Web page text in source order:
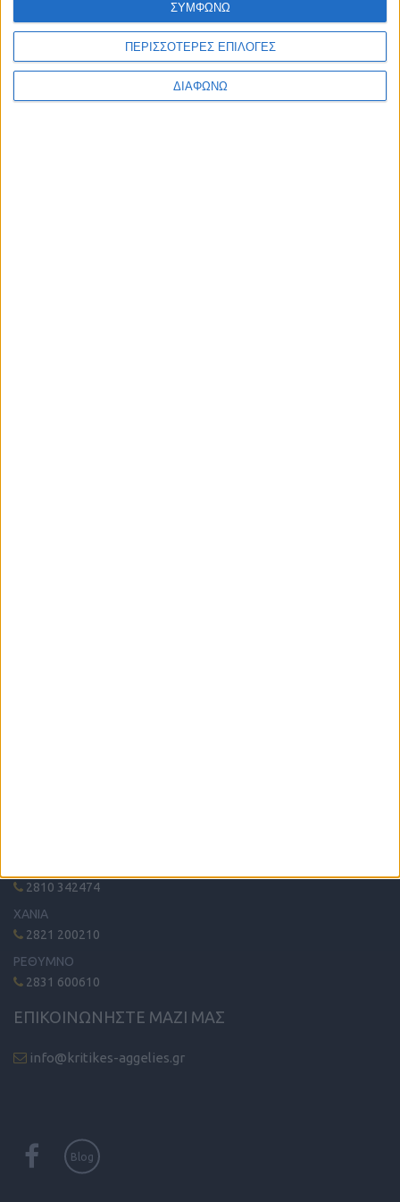
ΠΕΡΙΣΣΟΤΕΡΕΣ ΕΠΙΛΟΓΕΣ
ΔΙΑΦΩΝΩ
ΣΥΜΦΩΝΩ
ΙΟΥΝΙΟΣ 22, 2022
Ιδέες διακόσμησης για το φοιτητικό σπίτι!
2810 342474
ΧΑΝΙΑ
2821 200210
ΡΕΘΥΜΝΟ
2831 600610
ΕΠΙΚΟΙΝΩΝΗΣΤΕ ΜΑΖΙ ΜΑΣ
info@kritikes-aggelies.gr
Blog